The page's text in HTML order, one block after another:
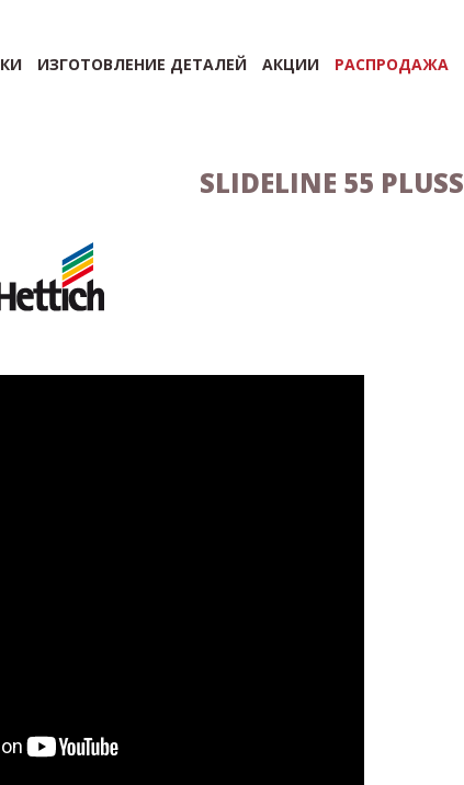
ИЗГОТОВЛЕНИЕ ДЕТАЛЕЙ АКЦИИ РАСПРОДАЖА
SLIDELINE 55 PLUSS